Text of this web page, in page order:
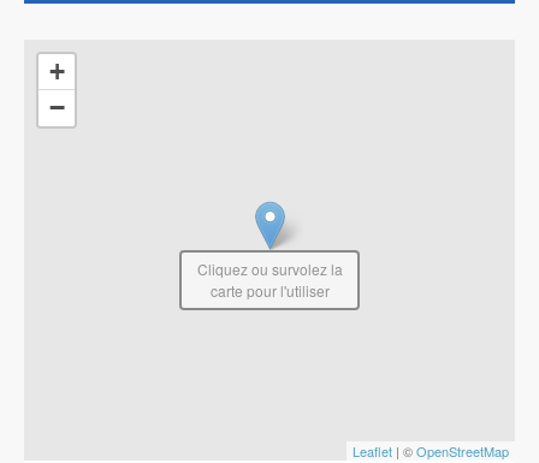
+
−
Leaflet | ©OpenStreetMap
Cliquez ou survolez la
carte pour l'utiliser